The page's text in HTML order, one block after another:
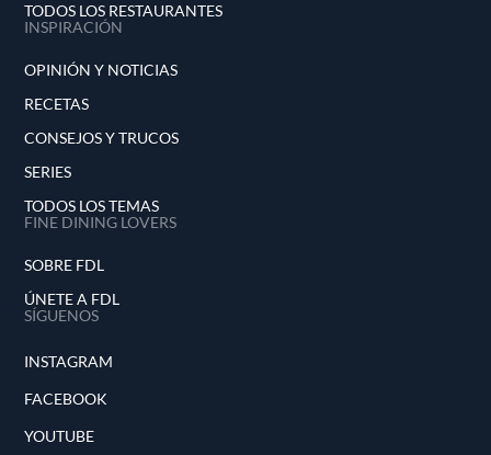
TODOS LOS RESTAURANTES
INSPIRACIÓN
OPINIÓN Y NOTICIAS
RECETAS
CONSEJOS Y TRUCOS
SERIES
TODOS LOS TEMAS
FINE DINING LOVERS
SOBRE FDL
ÚNETE A FDL
SÍGUENOS
INSTAGRAM
FACEBOOK
YOUTUBE